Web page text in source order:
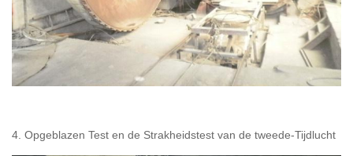
4. Opgeblazen Test en de Strakheidstest van de tweede-Tijdlucht